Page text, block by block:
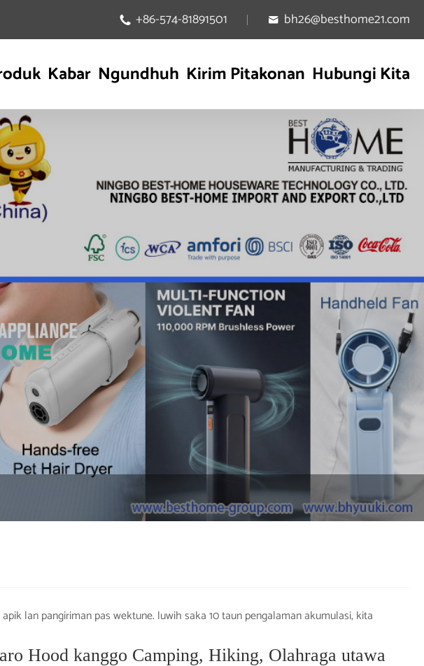
 +86-574-81891501  bh26@besthome21.com
Kabar Ngundhuh Kirim Pitakonan Hubungi Kita
lan pangiriman pas wektune. luwih saka 10 taun pengalaman akumulasi, kita
Hood kanggo Camping, Hiking, Olahraga utawa